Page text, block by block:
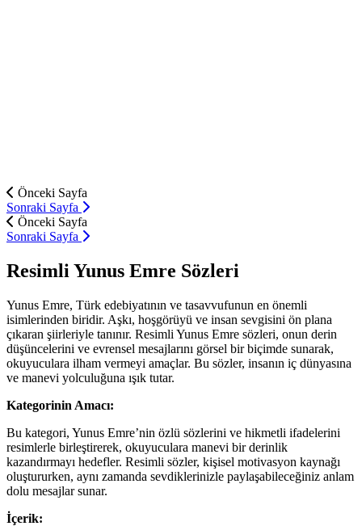
Önceki Sayfa
Sonraki Sayfa
Önceki Sayfa
Sonraki Sayfa
Resimli Yunus Emre Sözleri
Yunus Emre, Türk edebiyatının ve tasavvufunun en önemli
isimlerinden biridir. Aşkı, hoşgörüyü ve insan sevgisini ön plana
çıkaran şiirleriyle tanınır. Resimli Yunus Emre sözleri, onun derin
düşüncelerini ve evrensel mesajlarını görsel bir biçimde sunarak,
okuyuculara ilham vermeyi amaçlar. Bu sözler, insanın iç dünyasına
ve manevi yolculuğuna ışık tutar.
Kategorinin Amacı:
Bu kategori, Yunus Emre’nin özlü sözlerini ve hikmetli ifadelerini
resimlerle birleştirerek, okuyuculara manevi bir derinlik
kazandırmayı hedefler. Resimli sözler, kişisel motivasyon kaynağı
oluştururken, aynı zamanda sevdiklerinizle paylaşabileceğiniz anlam
dolu mesajlar sunar.
İçerik: